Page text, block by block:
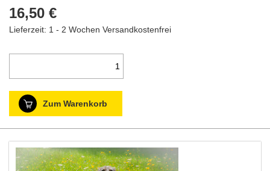
16,50 €
Lieferzeit: 1 - 2 Wochen Versandkostenfrei
Zum Warenkorb